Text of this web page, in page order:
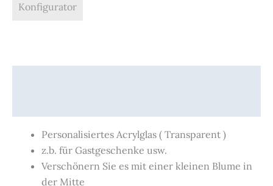
Konfigurator
Personalisiertes Acrylglas ( Transparent )
z.b. für Gastgeschenke usw.
Verschönern Sie es mit einer kleinen Blume in
der Mitte